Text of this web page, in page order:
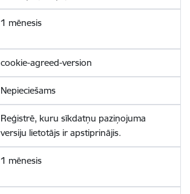
1 mēnesis
cookie-agreed-version
Nepieciešams
Reģistrē, kuru sīkdatņu paziņojuma
versiju lietotājs ir apstiprinājis.
1 mēnesis